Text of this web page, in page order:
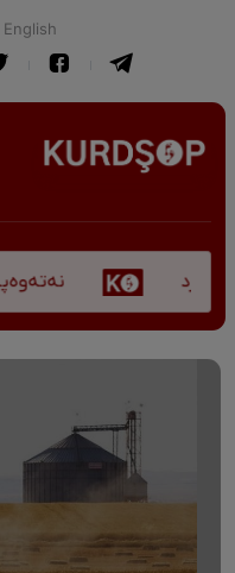
English